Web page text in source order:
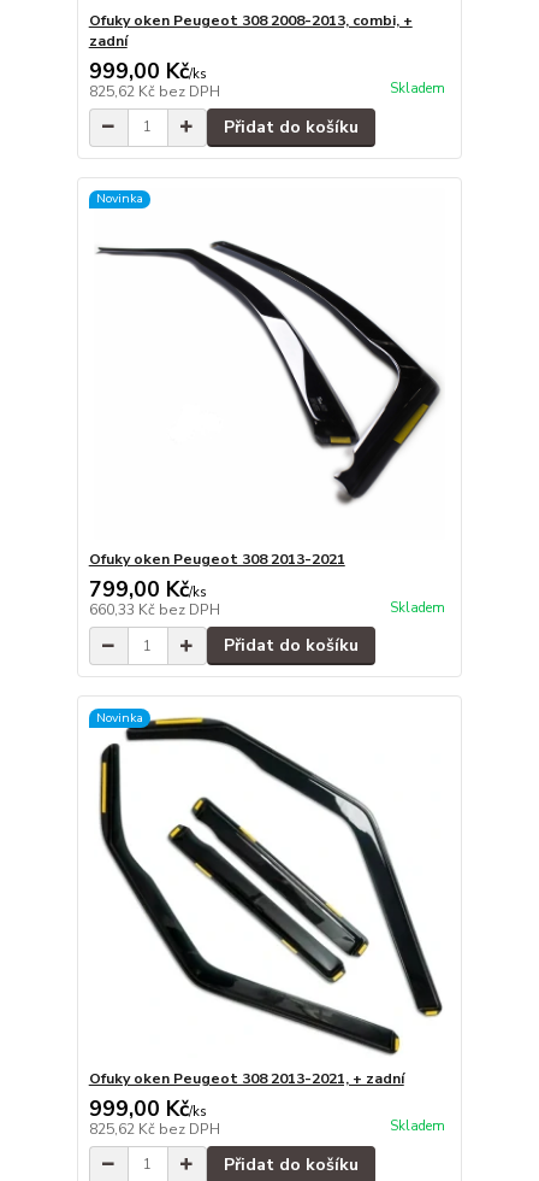
Ofuky oken Peugeot 308 2008-2013, combi, +
zadní
999,00 Kč/ks
825,62 Kč bez DPH Skladem
Přidat do košíku
Novinka
Ofuky oken Peugeot 308 2013-2021
799,00 Kč/ks
660,33 Kč bez DPH Skladem
Přidat do košíku
Novinka
Ofuky oken Peugeot 308 2013-2021, + zadní
999,00 Kč/ks
825,62 Kč bez DPH Skladem
Přidat do košíku